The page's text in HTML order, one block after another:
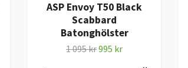
ASP Envoy T50 Black
Scabbard
Batonghölster
1 095 kr995 kr